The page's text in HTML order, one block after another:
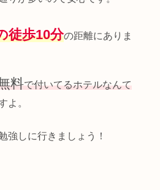
徒歩10分の距離にありま
料で付いてるホテルなんて
よ。
強しに行きましょう！